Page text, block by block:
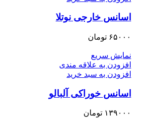
اسانس خارجی نوتلا
۶۵۰۰۰ تومان
نمایش سریع
افزودن به علاقه مندی
افزودن به سبد خرید
اسانس خوراکی آلبالو
۱۳۹۰۰۰ تومان